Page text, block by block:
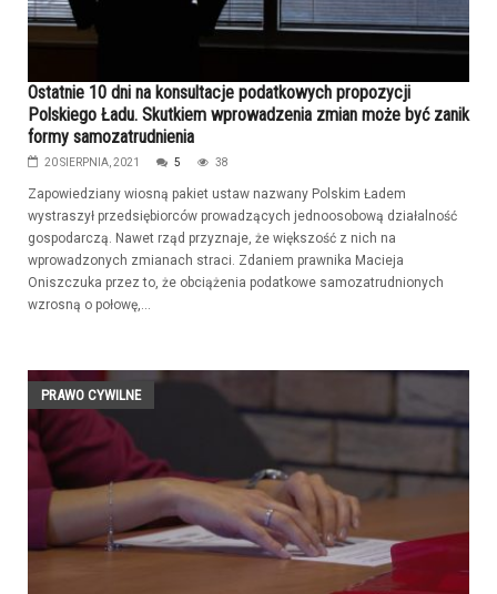
Ostatnie 10 dni na konsultacje podatkowych propozycji
Polskiego Ładu. Skutkiem wprowadzenia zmian może być zanik
formy samozatrudnienia
20 SIERPNIA, 2021 5 38
Zapowiedziany wiosną pakiet ustaw nazwany Polskim Ładem
wystraszył przedsiębiorców prowadzących jednoosobową działalność
gospodarczą. Nawet rząd przyznaje, że większość z nich na
wprowadzonych zmianach straci. Zdaniem prawnika Macieja
Oniszczuka przez to, że obciążenia podatkowe samozatrudnionych
wzrosną o połowę,...
PRAWO CYWILNE